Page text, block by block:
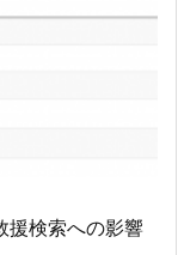
援検索への影響